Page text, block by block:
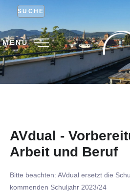
SUCHE
MENÜ
AVdual -
Arbeit und Beruf
Bitte beachten: AVdual ersetzt die
kommenden Schuljahr 2023/24